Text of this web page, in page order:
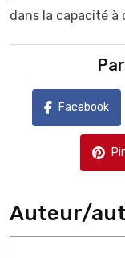
dans la capacité à
Facebook
Auteur/